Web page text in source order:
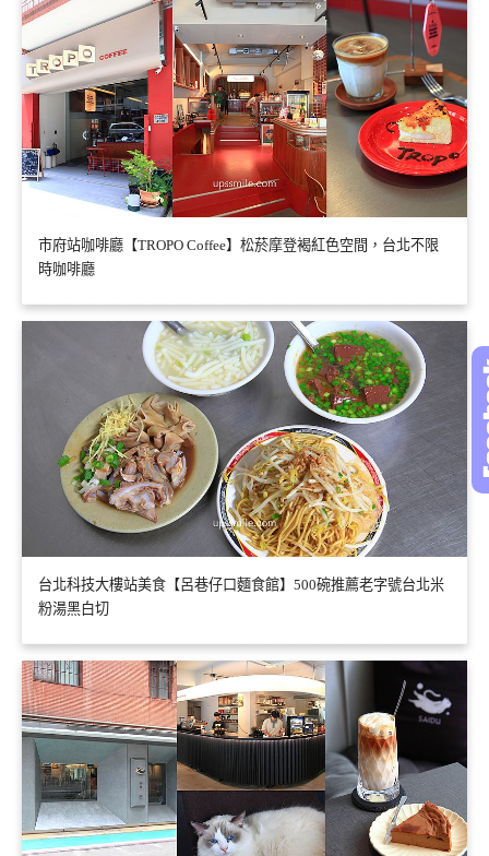
市府站咖啡廳【TROPO Coffee】松菸摩登褐紅色空間，台北不限
時咖啡廳
台北科技大樓站美食【呂巷仔口麵食館】500碗推薦老字號台北米
粉湯黑白切